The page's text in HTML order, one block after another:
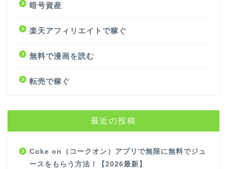
暗号資産
楽天アフィリエイトで稼ぐ
無料で漫画を読む
転売で稼ぐ
最近の投稿
Coke on（コークオン）アプリで無限に無料でジュ
ースをもらう方法！【2026最新】